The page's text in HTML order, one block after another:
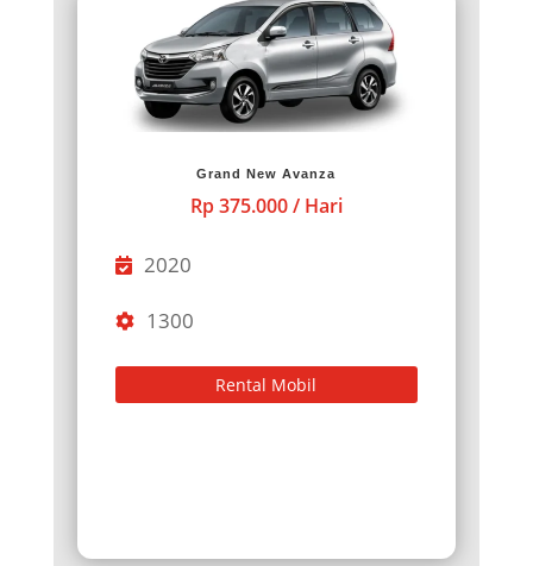
Grand New Avanza
Rp 375.000 / Hari
2020
1300
Rental Mobil